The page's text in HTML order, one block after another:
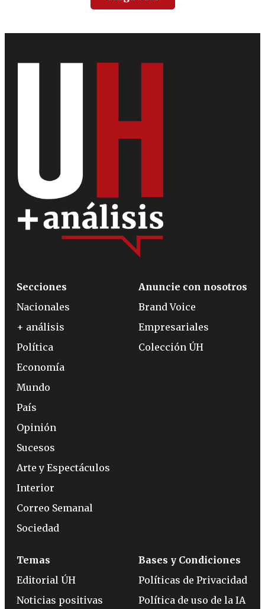
Secciones
Nacionales
+ análisis
Política
Economía
Mundo
País
Opinión
Sucesos
Arte y Espectáculos
Interior
Correo Semanal
Sociedad
Anuncie con nosotros
Brand Voice
Empresariales
Colección ÚH
Temas
Editorial ÚH
Noticias positivas
Bases y Condiciones
Políticas de Privacidad
Política de uso de la IA